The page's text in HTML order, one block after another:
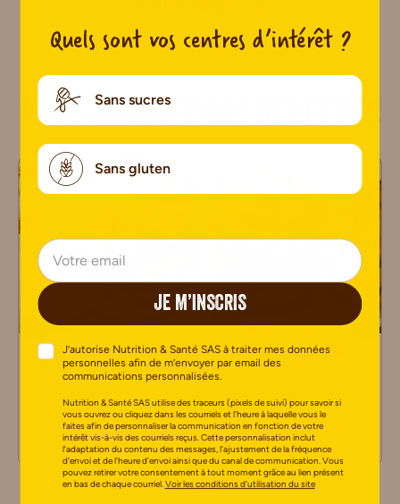
Vous aimerez ces recettes
Boulettes de chèvre
frais aux fruits secs
Sans Gluten
6 pers
0 avis
Cookies glacés Sans
Gluten
4 pers
1 avis
Quels sont vos centres d’intérêt ?
Sans sucres
Sans gluten
JE M’INSCRIS
J’autorise Nutrition & Santé SAS à traiter mes données
personnelles afin de m’envoyer par email des
communications personnalisées.
Nutrition & Santé SAS utilise des traceurs (pixels de suivi) pour savoir si
vous ouvrez ou cliquez dans les courriels et l’heure à laquelle vous le
faites afin de personnaliser la communication en fonction de votre
intérêt vis-à-vis des courriels reçus. Cette personnalisation inclut
l’adaptation du contenu des messages, l’ajustement de la fréquence
d’envoi et de l’heure d’envoi ainsi que du canal de communication. Vous
pouvez retirer votre consentement à tout moment grâce au lien présent
en bas de chaque courriel.Voir les conditions d’utilisation du site